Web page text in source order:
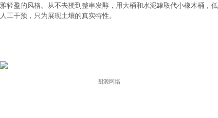
雅轻盈的风格。从不去梗到整串发酵，用大桶和水泥罐取代小橡木桶，低
人工干预，只为展现土壤的真实特性。
图源网络